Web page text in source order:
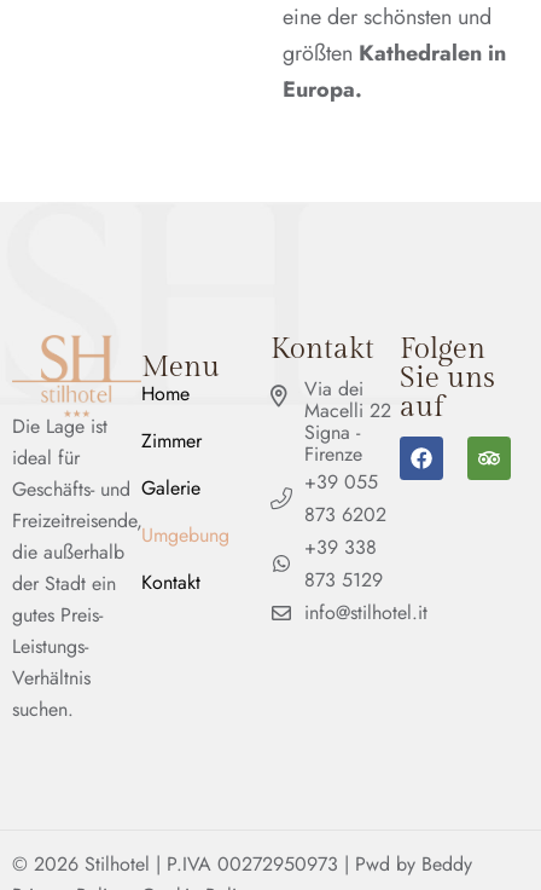
eine der schönsten und
größten Kathedralen in
Europa.
Die Lage ist
ideal für
Geschäfts- und
Freizeitreisende,
die außerhalb
der Stadt ein
gutes Preis-
Leistungs-
Verhältnis
suchen.
Menu
Home
Zimmer
Galerie
Umgebung
Kontakt
Kontakt
Via dei
Macelli 22
Signa -
Firenze
+39 055
873 6202
+39 338
873 5129
info@stilhotel.it
Folgen
Sie uns
auf
© 2026 Stilhotel | P.IVA 00272950973 | Pwd by Beddy